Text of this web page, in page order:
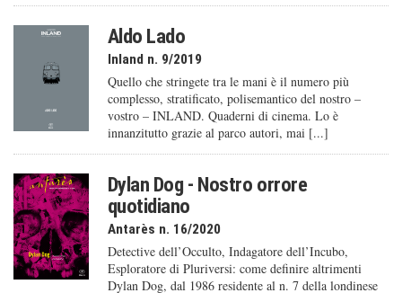
Aldo Lado
Inland n. 9/2019
Quello che stringete tra le mani è il numero più
complesso, stratificato, polisemantico del nostro –
vostro – INLAND. Quaderni di cinema. Lo è
innanzitutto grazie al parco autori, mai [...]
Dylan Dog - Nostro orrore
quotidiano
Antarès n. 16/2020
Detective dell’Occulto, Indagatore dell’Incubo,
Esploratore di Pluriversi: come definire altrimenti
Dylan Dog, dal 1986 residente al n. 7 della londinese